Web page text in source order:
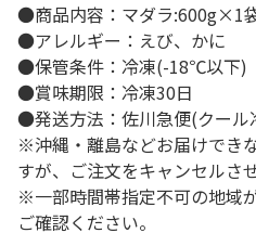
●商品内容：マダラ:600g×1
●アレルギー：えび、かに
●保管条件：冷凍(-18℃以下)
●賞味期限：冷凍30日
●発送方法：佐川急便(クール
※沖縄・離島などお届けでき
すが、ご注文をキャンセルさ
※一部時間帯指定不可の地域
ご確認ください。